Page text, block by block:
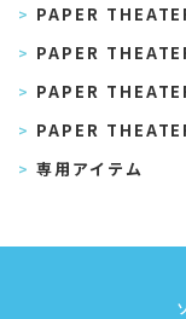
PAPER
PAPER
PAPER
PAPER
専用アイテム